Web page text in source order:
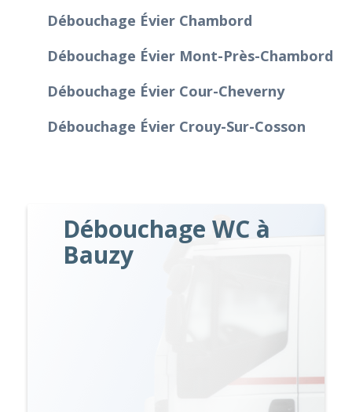
Débouchage Évier Chambord
Débouchage Évier Mont-Près-Chambord
Débouchage Évier Cour-Cheverny
Débouchage Évier Crouy-Sur-Cosson
Débouchage WC à
Bauzy